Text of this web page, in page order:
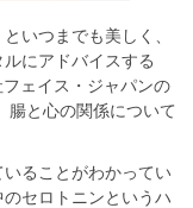
いつまでも美しく、
にアドバイスする
ェイス・ジャパンの
腸と心の関係について
ることがわかってい
セロトニンというハ